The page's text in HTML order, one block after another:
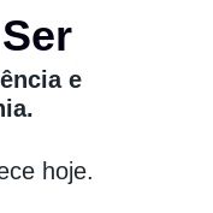
e
hoje.